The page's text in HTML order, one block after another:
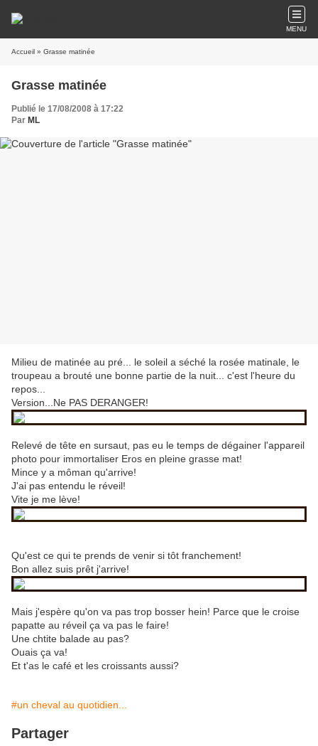
MENU
Accueil » Grasse matinée
Grasse matinée
Publié le 17/08/2008 à 17:22
Par ML
Milieu de matinée au pré... le soleil a séché la rosée matinale, le
troupeau a brouté une bonne partie de la nuit... c'est l'heure du
repos...
Version...Ne PAS DERANGER!
Relevé de tête en sursaut, pas eu le temps de dégainer l'appareil
photo pour immortaliser Eros en pleine grasse mat!
Mince y a môman qu'arrive!
J'ai pas entendu le réveil!
Vite je me lève!
Qu'est ce qui te prends de venir si tôt franchement!
Bon allez suis prêt j'arrive!
Mais j'espère qu'on va pas trop bosser hein! Parce que le croise
papatte au réveil ça va pas le faire!
Une chtite balade au pas?
Ouais ça va!
Et t'as le café et les croissants aussi?
#un cheval au quotidien...
Partager